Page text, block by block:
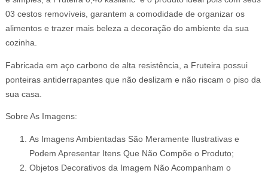
03 cestos removíveis, garantem a comodidade de organizar os
alimentos e trazer mais beleza a decoração do ambiente da sua
cozinha.
Fabricada em aço carbono de alta resistência, a Fruteira possui
ponteiras antiderrapantes que não deslizam e não riscam o piso da
sua casa.
Sobre As Imagens:
As Imagens Ambientadas São Meramente Ilustrativas e
Podem Apresentar Itens Que Não Compõe o Produto;
Objetos Decorativos da Imagem Não Acompanham o